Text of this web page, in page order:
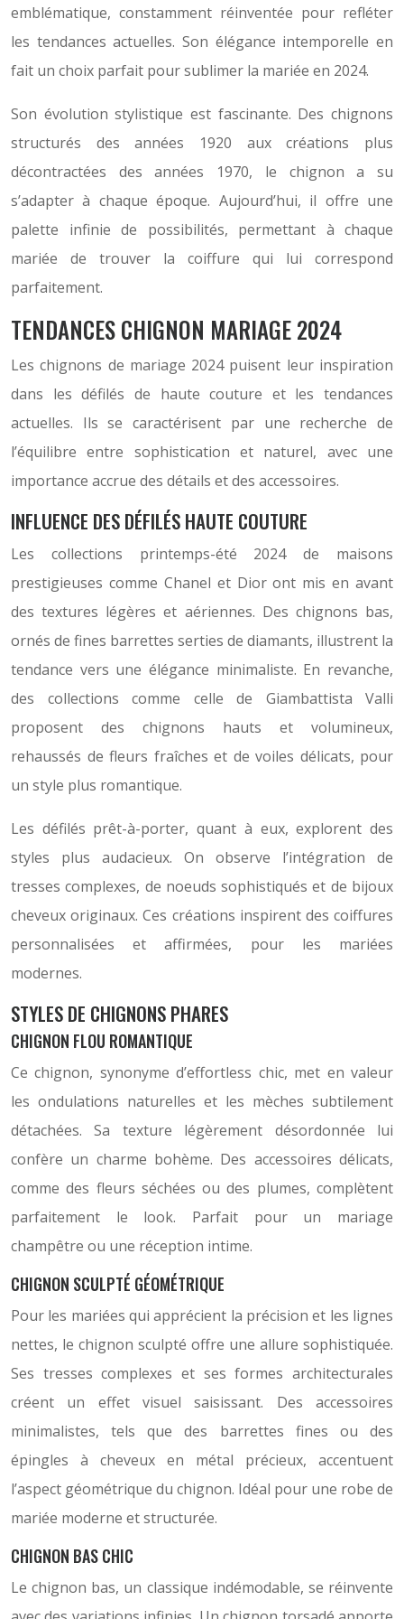
emblématique, constamment réinventée pour refléter
les tendances actuelles. Son élégance intemporelle en
fait un choix parfait pour sublimer la mariée en 2024.
Son évolution stylistique est fascinante. Des chignons
structurés des années 1920 aux créations plus
décontractées des années 1970, le chignon a su
s’adapter à chaque époque. Aujourd’hui, il offre une
palette infinie de possibilités, permettant à chaque
mariée de trouver la coiffure qui lui correspond
parfaitement.
TENDANCES CHIGNON MARIAGE 2024
Les chignons de mariage 2024 puisent leur inspiration
dans les défilés de haute couture et les tendances
actuelles. Ils se caractérisent par une recherche de
l’équilibre entre sophistication et naturel, avec une
importance accrue des détails et des accessoires.
INFLUENCE DES DÉFILÉS HAUTE COUTURE
Les collections printemps-été 2024 de maisons
prestigieuses comme Chanel et Dior ont mis en avant
des textures légères et aériennes. Des chignons bas,
ornés de fines barrettes serties de diamants, illustrent la
tendance vers une élégance minimaliste. En revanche,
des collections comme celle de Giambattista Valli
proposent des chignons hauts et volumineux,
rehaussés de fleurs fraîches et de voiles délicats, pour
un style plus romantique.
Les défilés prêt-à-porter, quant à eux, explorent des
styles plus audacieux. On observe l’intégration de
tresses complexes, de noeuds sophistiqués et de bijoux
cheveux originaux. Ces créations inspirent des coiffures
personnalisées et affirmées, pour les mariées
modernes.
STYLES DE CHIGNONS PHARES
CHIGNON FLOU ROMANTIQUE
Ce chignon, synonyme d’effortless chic, met en valeur
les ondulations naturelles et les mèches subtilement
détachées. Sa texture légèrement désordonnée lui
confère un charme bohème. Des accessoires délicats,
comme des fleurs séchées ou des plumes, complètent
parfaitement le look. Parfait pour un mariage
champêtre ou une réception intime.
CHIGNON SCULPTÉ GÉOMÉTRIQUE
Pour les mariées qui apprécient la précision et les lignes
nettes, le chignon sculpté offre une allure sophistiquée.
Ses tresses complexes et ses formes architecturales
créent un effet visuel saisissant. Des accessoires
minimalistes, tels que des barrettes fines ou des
épingles à cheveux en métal précieux, accentuent
l’aspect géométrique du chignon. Idéal pour une robe de
mariée moderne et structurée.
CHIGNON BAS CHIC
Le chignon bas, un classique indémodable, se réinvente